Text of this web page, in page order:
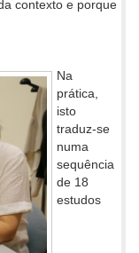
contexto e porque
Na
prática,
isto
traduz-se
numa
sequência
de 18
estudos